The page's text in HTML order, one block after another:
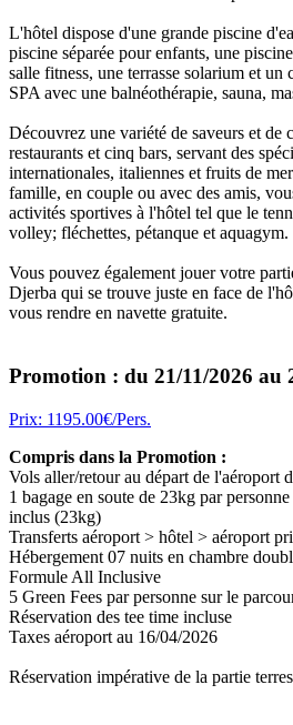
L'hôtel dispose d'une grande piscine
piscine séparée pour enfants, une
salle fitness, une terrasse solarium et
SPA avec une balnéothérapie, sauna,
Découvrez une variété de saveurs et de
restaurants et cinq bars, servant des
internationales, italiennes et fruits de
famille, en couple ou avec des amis,
activités sportives à l'hôtel tel que le
volley; fléchettes, pétanque et aquagym.
Vous pouvez également jouer votre
Djerba qui se trouve juste en face de
vous rendre en navette gratuite.
Promotion : du 21/11/2026 au
Prix: 1195.00€/Pers.
Compris dans la Promotion :
Vols aller/retour au départ de l'aéroport
1 bagage en soute de 23kg par
inclus (23kg)
Transferts aéroport > hôtel > aéroport
Hébergement 07 nuits en chambre
Formule All Inclusive
5 Green Fees par personne sur le
Réservation des tee time incluse
Taxes aéroport au 16/04/2026
Réservation impérative de la partie